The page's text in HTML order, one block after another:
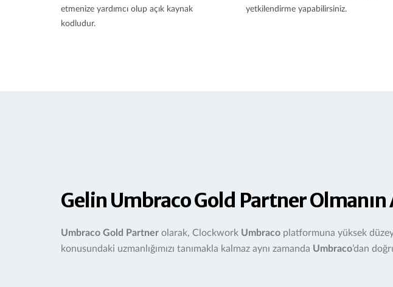
etmenize yardımcı olup açık kaynak
kodludur.
yetkilendirme yapabilirsiniz.
Gelin Umbraco Gold Partner
Umbraco Gold Partner olarak, Clockwork Umbraco platformuna yüksek
konusundaki uzmanlığımızı tanımakla kalmaz aynı zamanda Umbraco’dan